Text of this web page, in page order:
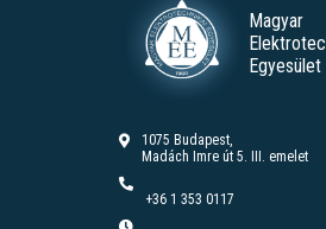
Magyar
Egyesület
1075 Budapest,
Madách Imre út 5. III. emelet
+36 1 353 0117